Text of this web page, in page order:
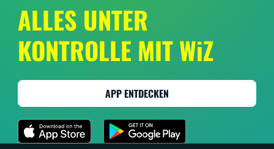
ALLES UNTER
KONTROLLE MIT WiZ
APP ENTDECKEN